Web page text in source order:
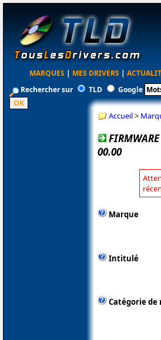
MARQUES | MES DRIVERS |
Rechercher sur
TLD Google
Accueil>
00.00
Marque
Intitulé
Catégorie